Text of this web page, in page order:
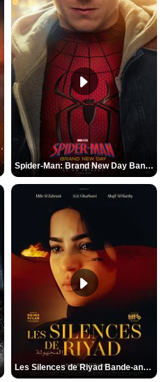
Spider-Man: Brand New Day Bande-annonce VO STFR
Les Silences de Riyad Bande-annonce VO STFR